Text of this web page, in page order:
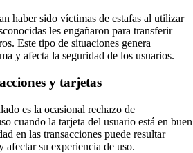
haber sido víctimas de estafas al utilizar
les engañaron para transferir
Este tipo de situaciones genera
y afecta la seguridad de los usuarios.
y tarjetas
es la ocasional rechazo de
cuando la tarjeta del usuario está en buen
en las transacciones puede resultar
afectar su experiencia de uso.